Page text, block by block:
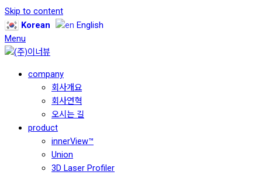
Skip to content
Korean
English
Menu
company
회사개요
회사연혁
오시는 길
product
innerView™
Union
3D Laser Profiler